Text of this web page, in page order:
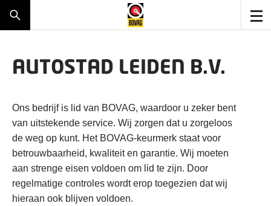
AUTOSTAD LEIDEN B.V.
Ons bedrijf is lid van BOVAG, waardoor u zeker bent
van uitstekende service. Wij zorgen dat u zorgeloos
de weg op kunt. Het BOVAG-keurmerk staat voor
betrouwbaarheid, kwaliteit en garantie. Wij moeten
aan strenge eisen voldoen om lid te zijn. Door
regelmatige controles wordt erop toegezien dat wij
hieraan ook blijven voldoen.